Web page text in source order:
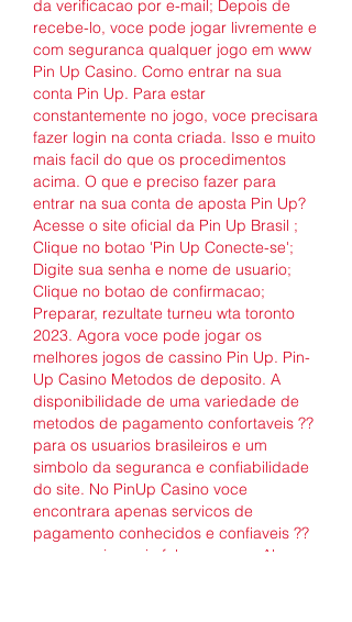
da verificacao por e-mail; Depois de
recebe-lo, voce pode jogar livremente e
com seguranca qualquer jogo em www
Pin Up Casino. Como entrar na sua
conta Pin Up. Para estar
constantemente no jogo, voce precisara
fazer login na conta criada. Isso e muito
mais facil do que os procedimentos
acima. O que e preciso fazer para
entrar na sua conta de aposta Pin Up?
Acesse o site oficial da Pin Up Brasil ;
Clique no botao 'Pin Up Conecte-se';
Digite sua senha e nome de usuario;
Clique no botao de confirmacao;
Preparar, rezultate turneu wta toronto
2023. Agora voce pode jogar os
melhores jogos de cassino Pin Up. Pin-
Up Casino Metodos de deposito. A
disponibilidade de uma variedade de
metodos de pagamento confortaveis ??
para os usuarios brasileiros e um
simbolo da seguranca e confiabilidade
do site. No PinUp Casino voce
encontrara apenas servicos de
pagamento conhecidos e confiaveis ??
que voce ja ouviu falar ou usou. Alem